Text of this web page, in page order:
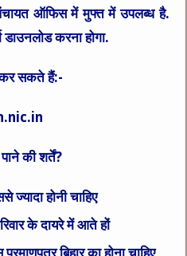
ऑफिस में मुफ्त में उपलब्ध है.
करना होगा.
कर सकते हैं:-
की शर्तें?
होनी चाहिए
के दायरे में आते हों